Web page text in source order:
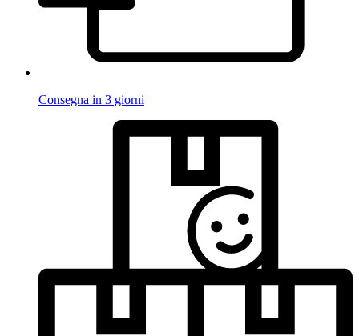
Consegna in 3 giorni